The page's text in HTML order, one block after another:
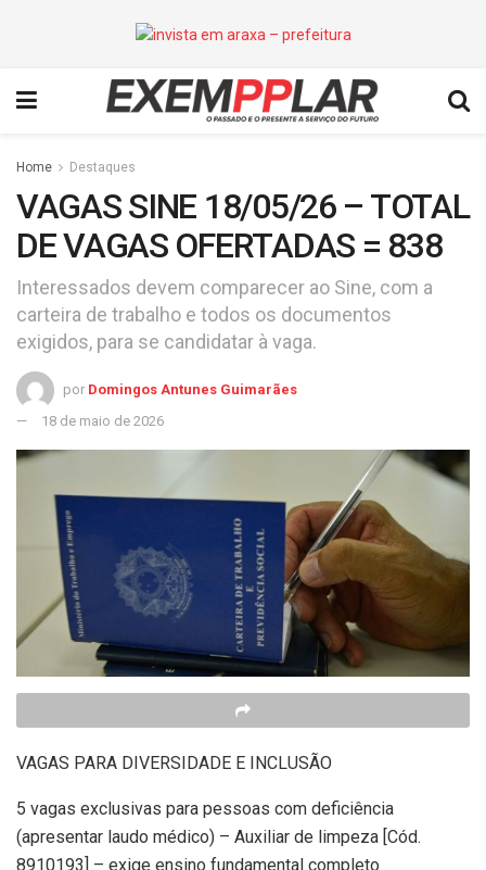
Home Destaques
VAGAS SINE 18/05/26 – TOTAL
DE VAGAS OFERTADAS = 838
Interessados devem comparecer ao Sine, com a
carteira de trabalho e todos os documentos
exigidos, para se candidatar à vaga.
por Domingos Antunes Guimarães
18 de maio de 2026
VAGAS PARA DIVERSIDADE E INCLUSÃO
5 vagas exclusivas para pessoas com deficiência
(apresentar laudo médico) – Auxiliar de limpeza [Cód.
8910193] – exige ensino fundamental completo